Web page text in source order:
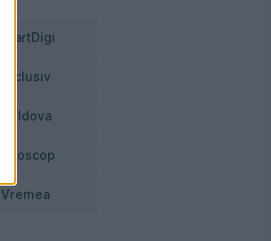
SmartDigi
Exclusiv
Moldova
Horoscop
Vremea